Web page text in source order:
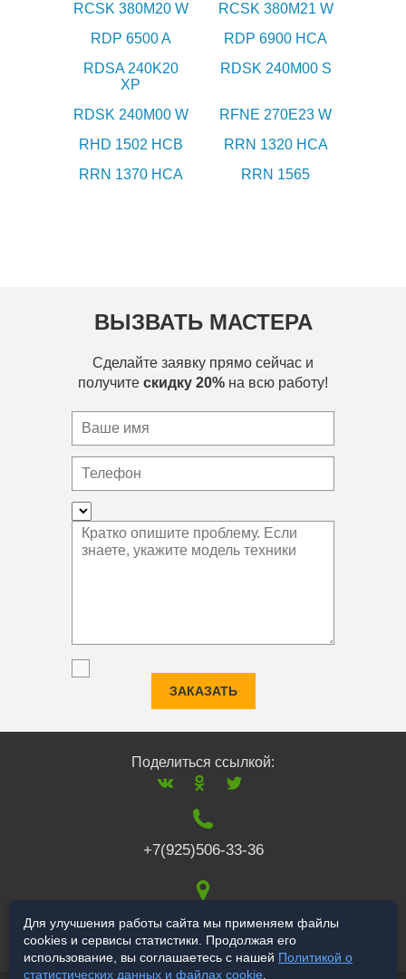
RCSK 380M20 W
RCSK 380M21 W
RDP 6500 A
RDP 6900 HCA
RDSA 240K20
XP
RDSK 240M00 S
RDSK 240M00 W
RFNE 270E23 W
RHD 1502 HCB
RRN 1320 HCA
RRN 1370 HCA
RRN 1565
ВЫЗВАТЬ МАСТЕРА
Сделайте заявку прямо сейчас и
получите скидку 20% на всю работу!
ЗАКАЗАТЬ
Поделиться ссылкой:
+7(925)506-33-36
117519,г. Москва,
Варшавское ш., 132
Для улучшения работы сайта мы применяем файлы
cookies и сервисы статистики. Продолжая его
использование, вы соглашаетесь с нашей Политикой о
статистических данных и файлах cookie